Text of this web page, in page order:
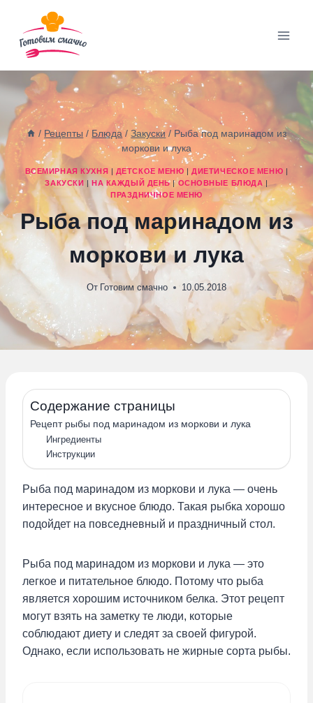
содержимому
/ Рецепты / Блюда / Закуски / Рыба под маринадом из
моркови и лука
ВСЕМИРНАЯ КУХНЯ | ДЕТСКОЕ МЕНЮ |ДИЕТИЧЕСКОЕ МЕНЮ |
ЗАКУСКИ |НА КАЖДЫЙ ДЕНЬ|ОСНОВНЫЕ БЛЮДА |
ПРАЗДНИЧНОЕ МЕНЮ
Рыба под маринадом из
моркови и лука
От Готовим смачно 10.05.2018
Содержание страницы
Рецепт рыбы под маринадом из моркови и лука
Ингредиенты
Инструкции
Рыба под маринадом из моркови и лука — очень
интересное и вкусное блюдо. Такая рыбка хорошо
подойдет на повседневный и праздничный стол.
Рыба под маринадом из моркови и лука — это
легкое и питательное блюдо. Потому что рыба
является хорошим источником белка. Этот рецепт
могут взять на заметку те люди, которые
соблюдают диету и следят за своей фигурой.
Однако, если использовать не жирные сорта рыбы.